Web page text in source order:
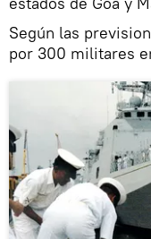
Según las
por 300 militares